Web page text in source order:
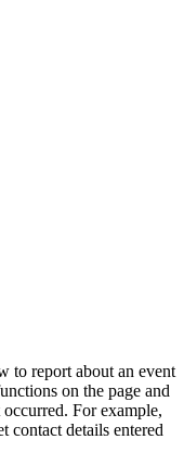
to report about an event
on the page and
For example,
contact details entered